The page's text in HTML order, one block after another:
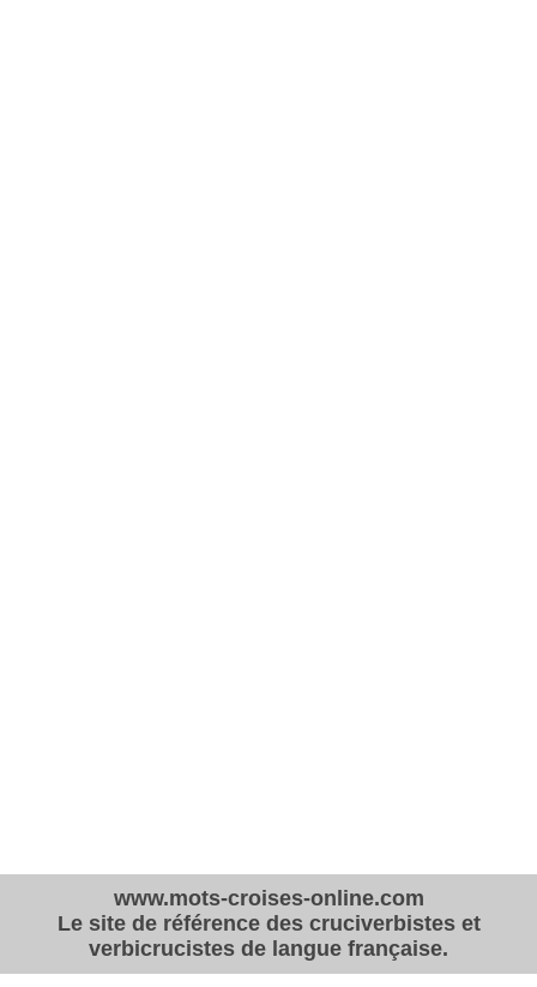
www.mots-croises-online.com
Le site de référence des cruciverbistes et
verbicrucistes de langue française.